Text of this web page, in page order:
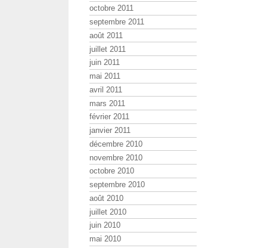
octobre 2011
septembre 2011
août 2011
juillet 2011
juin 2011
mai 2011
avril 2011
mars 2011
février 2011
janvier 2011
décembre 2010
novembre 2010
octobre 2010
septembre 2010
août 2010
juillet 2010
juin 2010
mai 2010